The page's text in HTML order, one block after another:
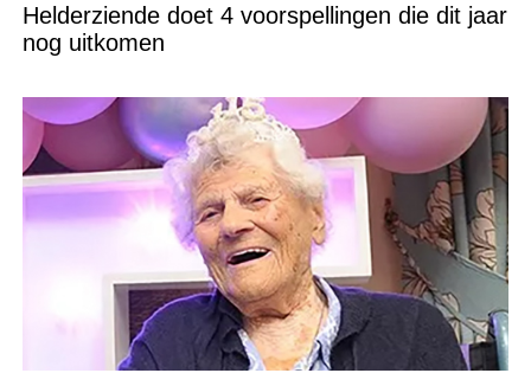
Helderziende doet 4 voorspellingen die dit jaar
nog uitkomen